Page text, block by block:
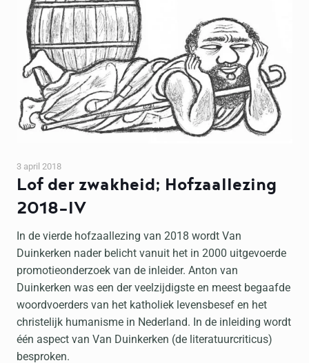
Lof der zwakheid; Hofzaallezing
2018-IV
3 april 2018
In de vierde hofzaallezing van 2018 wordt Van
Duinkerken nader belicht vanuit het in 2000 uitgevoerde
promotieonderzoek van de inleider. Anton van
Duinkerken was een der veelzijdigste en meest begaafde
woordvoerders van het katholiek levensbesef en het
christelijk humanisme in Nederland. In de inleiding wordt
één aspect van Van Duinkerken (de literatuurcriticus)
besproken.